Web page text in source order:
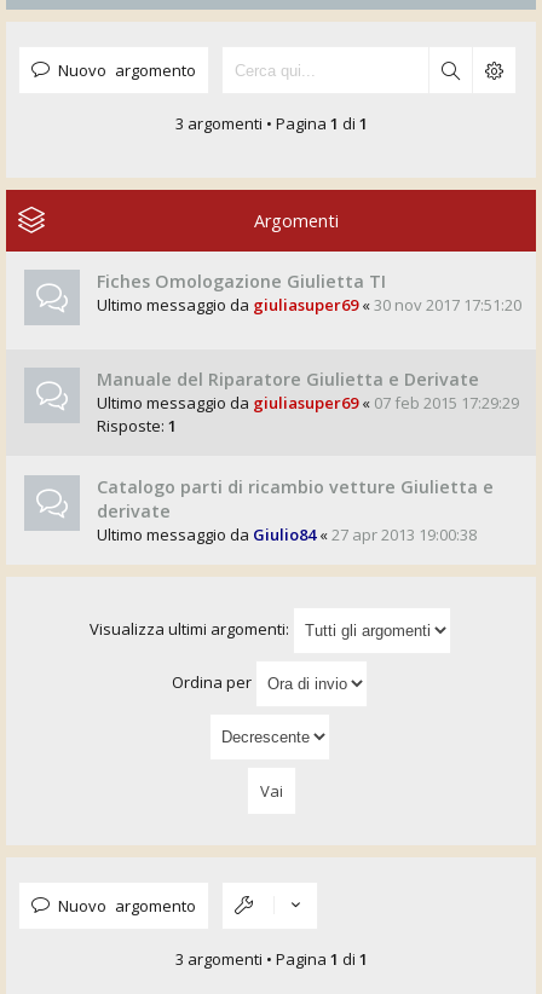
Nuovo argomento
3 argomenti • Pagina 1 di 1
Argomenti
Fiches Omologazione Giulietta TI
Ultimo messaggio da giuliasuper69«30 nov 2017 17:51:20
Manuale del Riparatore Giulietta e Derivate
Ultimo messaggio da giuliasuper69« 07 feb 2015 17:29:29
Risposte: 1
Catalogo parti di ricambio vetture Giulietta e
derivate
Ultimo messaggio da Giulio84«27 apr 2013 19:00:38
Visualizza ultimi argomenti:
Ordina per
Nuovo argomento
3 argomenti • Pagina 1 di 1